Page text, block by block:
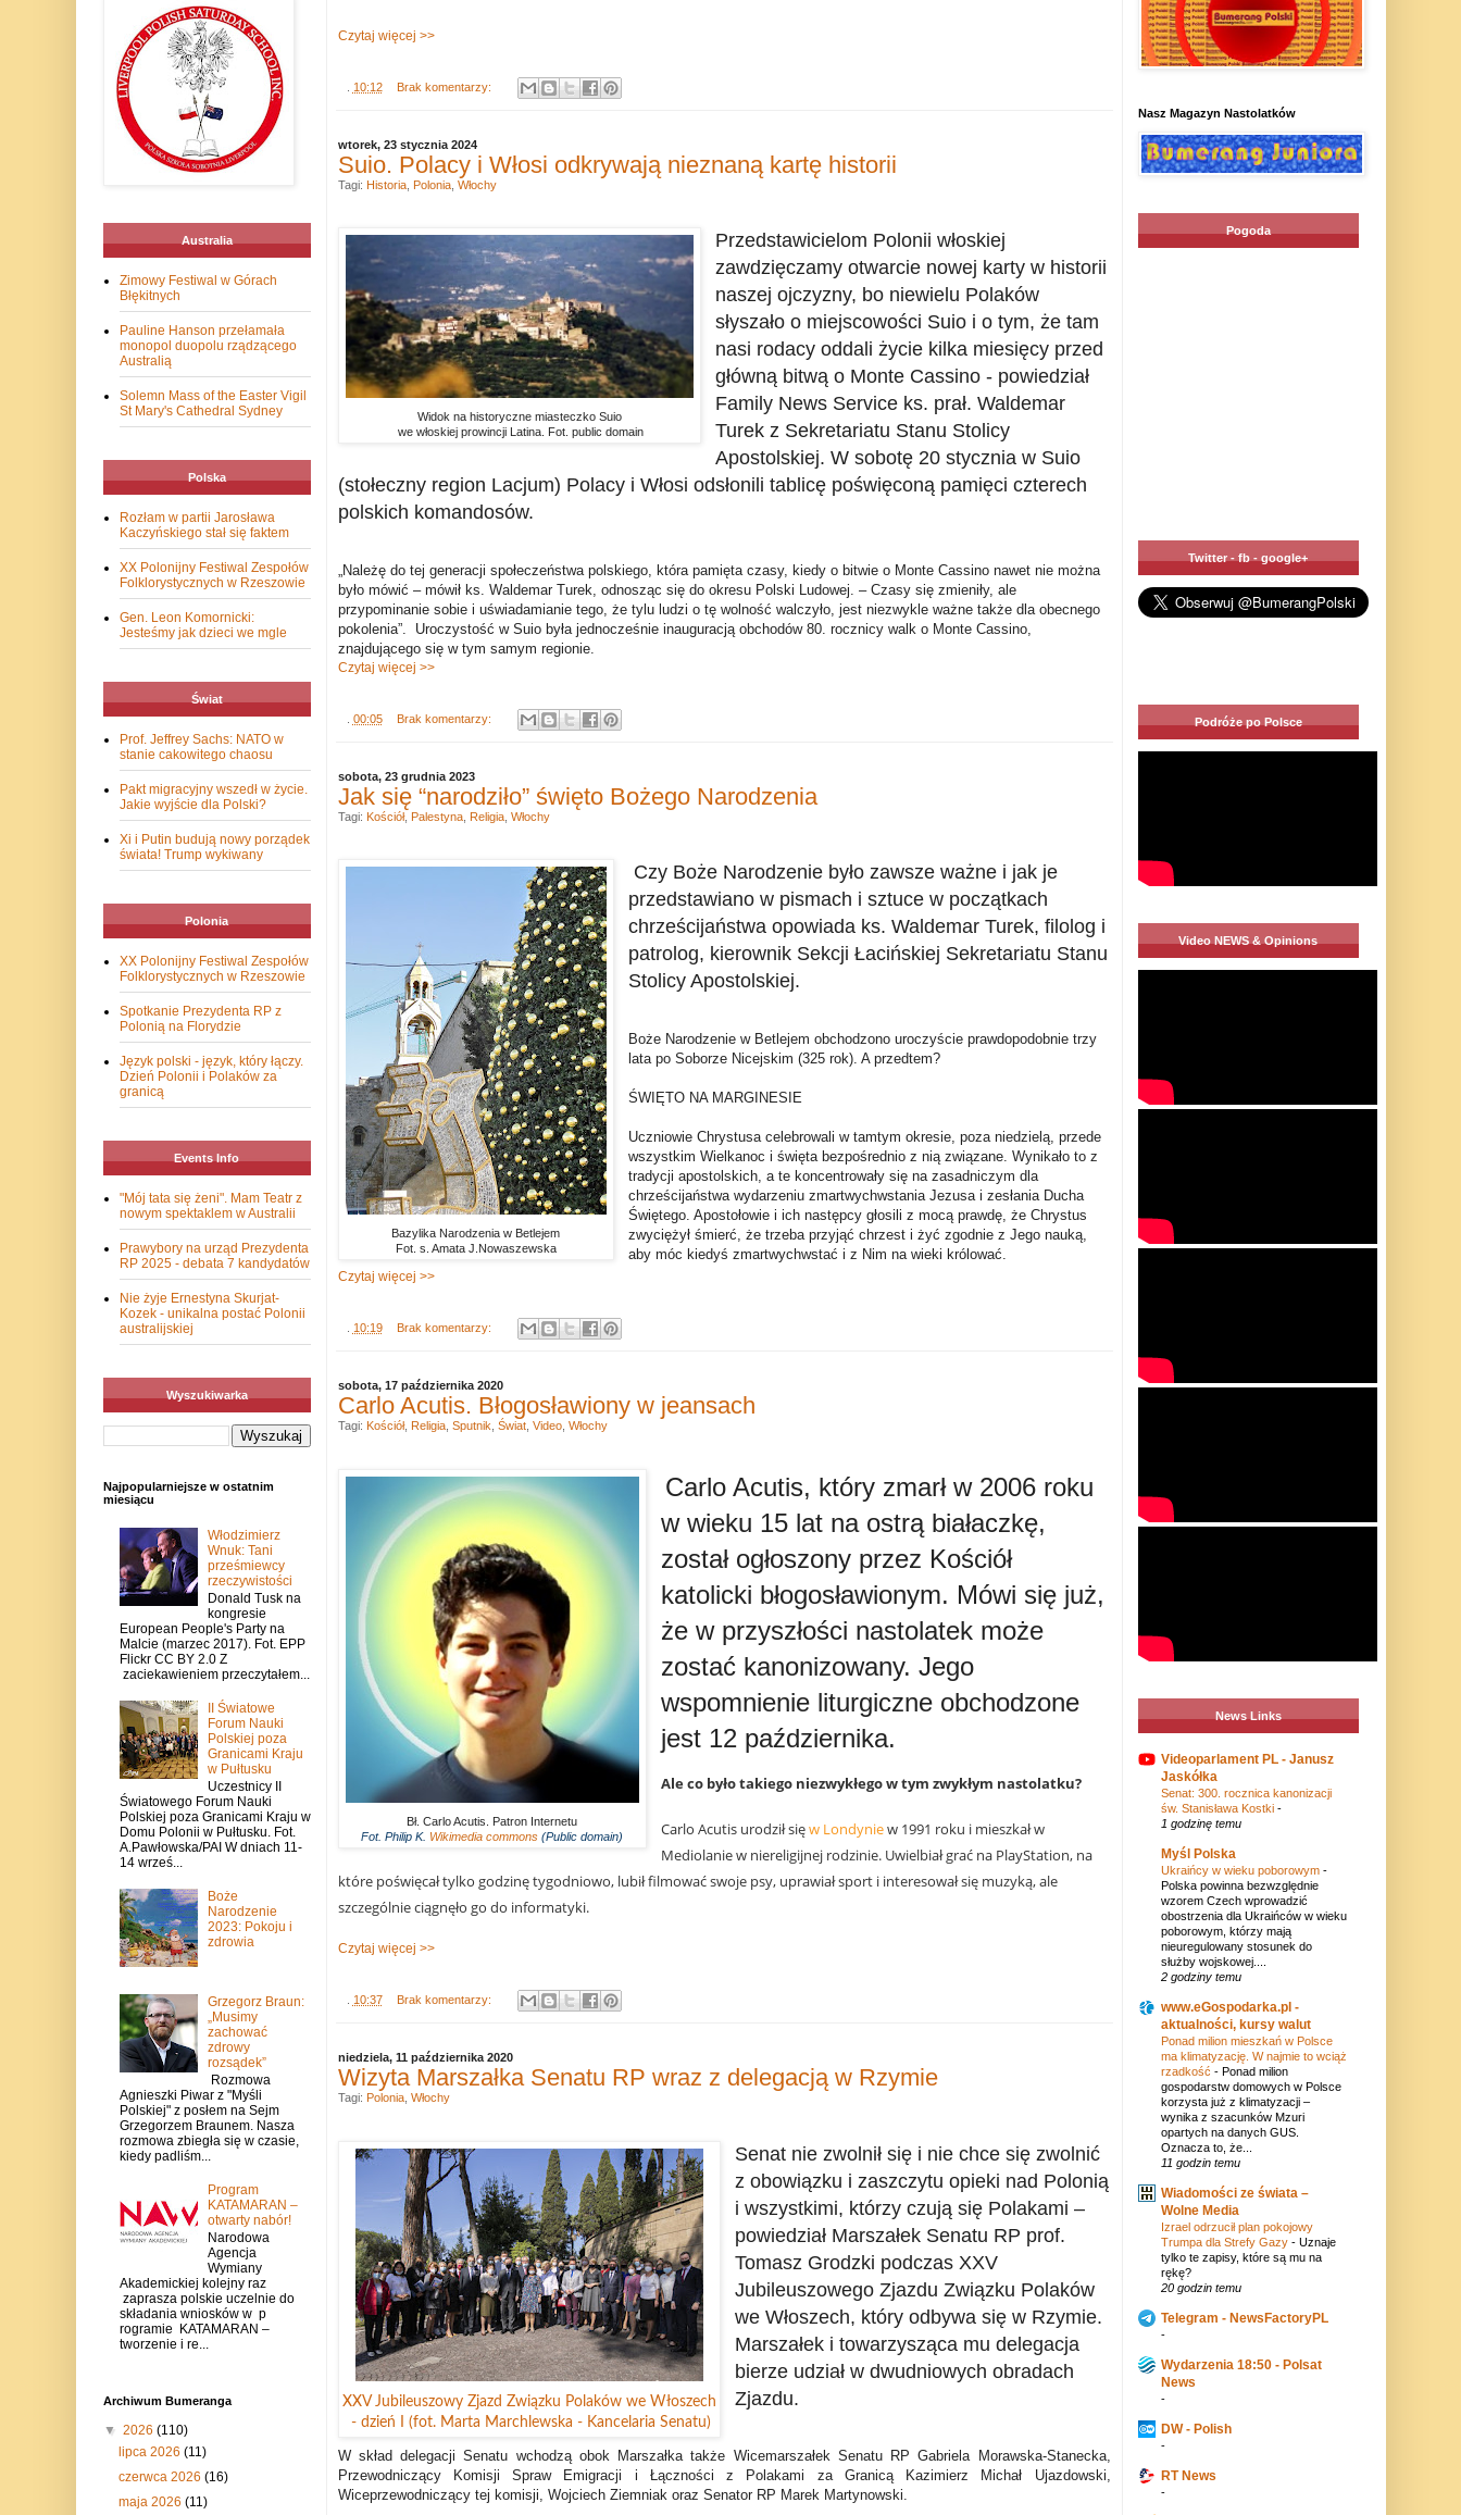
Czytaj więcej >>
10:12 Brak komentarzy:
wtorek, 23 stycznia 2024
Suio. Polacy i Włosi odkrywają nieznaną kartę historii
Widok na historyczne miasteczko Suio
we włoskiej prowincji Latina. Fot. public domain
Przedstawicielom Polonii włoskiej
zawdzięczamy otwarcie nowej karty w historii
naszej ojczyzny, bo niewielu Polaków
słyszało o miejscowości Suio i o tym, że tam
nasi rodacy oddali życie kilka miesięcy przed
główną bitwą o Monte Cassino - powiedział
Family News Service ks. prał. Waldemar
Turek z Sekretariatu Stanu Stolicy
Apostolskiej. W sobotę 20 stycznia w Suio
(stołeczny region Lacjum) Polacy i Włosi odsłonili tablicę poświęconą pamięci czterech
polskich komandosów.
„Należę do tej generacji społeczeństwa polskiego, która pamięta czasy, kiedy o bitwie o Monte Cassino nawet nie można
było mówić – mówił ks. Waldemar Turek, odnosząc się do okresu Polski Ludowej. – Czasy się zmieniły, ale
przypominanie sobie i uświadamianie tego, że tylu ludzi o tę wolność walczyło, jest niezwykle ważne także dla obecnego
pokolenia”. Uroczystość w Suio była jednocześnie inauguracją obchodów 80. rocznicy walk o Monte Cassino,
znajdującego się w tym samym regionie.
Czytaj więcej >>
00:05 Brak komentarzy:
Tagi: Historia, Polonia, Włochy
sobota, 23 grudnia 2023
Jak się “narodziło” święto Bożego Narodzenia
Bazylika Narodzenia w Betlejem
Fot. s. Amata J.Nowaszewska
Czy Boże Narodzenie było zawsze ważne i jak je
przedstawiano w pismach i sztuce w początkach
chrześcijaństwa opowiada ks. Waldemar Turek, filolog i
patrolog, kierownik Sekcji Łacińskiej Sekretariatu Stanu
Stolicy Apostolskiej.
Boże Narodzenie w Betlejem obchodzono uroczyście prawdopodobnie trzy
lata po Soborze Nicejskim (325 rok). A przedtem?
ŚWIĘTO NA MARGINESIE
Uczniowie Chrystusa celebrowali w tamtym okresie, poza niedzielą, przede
wszystkim Wielkanoc i święta bezpośrednio z nią związane. Wynikało to z
tradycji apostolskich, a te koncentrowały się na zasadniczym dla
chrześcijaństwa wydarzeniu zmartwychwstania Jezusa i zesłania Ducha
Świętego. Apostołowie i ich następcy głosili z mocą prawdę, że Chrystus
zwyciężył śmierć, że trzeba przyjąć chrzest i żyć zgodnie z Jego nauką,
aby móc kiedyś zmartwychwstać i z Nim na wieki królować.
Czytaj więcej >>
10:19 Brak komentarzy:
Tagi: Kościół, Palestyna, Religia, Włochy
sobota, 17 października 2020
Carlo Acutis. Błogosławiony w jeansach
Bł. Carlo Acutis. Patron Internetu
Fot. Philip K. Wikimedia commons (Public domain)
Carlo Acutis, który zmarł w 2006 roku
w wieku 15 lat na ostrą białaczkę,
został ogłoszony przez Kościół
katolicki błogosławionym. Mówi się już,
że w przyszłości nastolatek może
zostać kanonizowany. Jego
wspomnienie liturgiczne obchodzone
jest 12 października.
Ale co było takiego niezwykłego w tym zwykłym nastolatku?
Carlo Acutis urodził sięw Londyniew 1991 roku i mieszkał w
Mediolanie w niereligijnej rodzinie. Uwielbiał grać na PlayStation, na
które poświęcał tylko godzinę tygodniowo, lubił filmować swoje psy, uprawiał sport i interesował się muzyką, ale
szczególnie ciągnęło go do informatyki.
Czytaj więcej >>
10:37 Brak komentarzy:
Tagi: Kościół, Religia, Sputnik Świat, Video, Włochy
niedziela, 11 października 2020
Wizyta Marszałka Senatu RP wraz z delegacją w Rzymie
XXV Jubileuszowy Zjazd Związku Polaków we Włoszech
- dzień I (fot. Marta Marchlewska - Kancelaria Senatu)
Senat nie zwolnił się i nie chce się zwolnić
z obowiązku i zaszczytu opieki nad Polonią
i wszystkimi, którzy czują się Polakami –
powiedział Marszałek Senatu RP prof.
Tomasz Grodzki podczas XXV
Jubileuszowego Zjazdu Związku Polaków
we Włoszech, który odbywa się w Rzymie.
Marszałek i towarzysząca mu delegacja
bierze udział w dwudniowych obradach
Zjazdu.
W skład delegacji Senatu wchodzą obok Marszałka także Wicemarszałek Senatu RP Gabriela Morawska-Stanecka,
Przewodniczący Komisji Spraw Emigracji i Łączności z Polakami za Granicą Kazimierz Michał Ujazdowski,
Wiceprzewodniczący tej komisji, Wojciech Ziemniak oraz Senator RP Marek Martynowski.
Tagi: Polonia, Włochy
Australia
Zimowy Festiwal w Górach
Błękitnych
Pauline Hanson przełamała
monopol duopolu rządzącego
Australią
Solemn Mass of the Easter Vigil
St Mary's Cathedral Sydney
Polska
Rozłam w partii Jarosława
Kaczyńskiego stał się faktem
XX Polonijny Festiwal Zespołów
Folklorystycznych w Rzeszowie
Gen. Leon Komornicki:
Jesteśmy jak dzieci we mgle
Świat
Prof. Jeffrey Sachs: NATO w
stanie cakowitego chaosu
Pakt migracyjny wszedł w życie.
Jakie wyjście dla Polski?
Xi i Putin budują nowy porządek
świata! Trump wykiwany
Polonia
XX Polonijny Festiwal Zespołów
Folklorystycznych w Rzeszowie
Spotkanie Prezydenta RP z
Polonią na Florydzie
Język polski - język, który łączy.
Dzień Polonii i Polaków za
granicą
Events Info
"Mój tata się żeni". Mam Teatr z
nowym spektaklem w Australii
Prawybory na urząd Prezydenta
RP 2025 - debata 7 kandydatów
Nie żyje Ernestyna Skurjat-
Kozek - unikalna postać Polonii
australijskiej
Wyszukiwarka
Najpopularniejsze w ostatnim
miesiącu
Włodzimierz
Wnuk: Tani
prześmiewcy
rzeczywistości
Donald Tusk na
kongresie
European People's Party na
Malcie (marzec 2017). Fot. EPP
Flickr CC BY 2.0 Z
zaciekawieniem przeczytałem...
II Światowe
Forum Nauki
Polskiej poza
Granicami Kraju
w Pułtusku
Uczestnicy II
Światowego Forum Nauki
Polskiej poza Granicami Kraju w
Domu Polonii w Pułtusku. Fot.
A.Pawłowska/PAI W dniach 11-
14 wrześ...
Boże
Narodzenie
2023: Pokoju i
zdrowia
Grzegorz Braun:
„Musimy
zachować
zdrowy
rozsądek”
Rozmowa
Agnieszki Piwar z "Myśli
Polskiej" z posłem na Sejm
Grzegorzem Braunem. Nasza
rozmowa zbiegła się w czasie,
kiedy padliśm...
Program
KATAMARAN –
otwarty nabór!
Narodowa
Agencja
Wymiany
Akademickiej kolejny raz
zaprasza polskie uczelnie do
składania wniosków w p
rogramie KATAMARAN –
tworzenie i re...
Archiwum Bumeranga
▼ 2026 (110)
lipca 2026 (11)
czerwca 2026 (16)
maja 2026 (11)
Nasz Magazyn Nastolatków
Pogoda
Twitter - fb - google+
Podróże po Polsce
Video NEWS & Opinions
News Links
Videoparlament PL - Janusz
Jaskółka
Senat: 300. rocznica kanonizacji
św. Stanisława Kostki -
1 godzinę temu
Myśl Polska
Ukraińcy w wieku poborowym -
Polska powinna bezwzględnie
wzorem Czech wprowadzić
obostrzenia dla Ukraińców w wieku
poborowym, którzy mają
nieuregulowany stosunek do
służby wojskowej....
2 godziny temu
www.eGospodarka.pl -
aktualności, kursy walut
Ponad milion mieszkań w Polsce
ma klimatyzację. W najmie to wciąż
rzadkość - Ponad milion
gospodarstw domowych w Polsce
korzysta już z klimatyzacji –
wynika z szacunków Mzuri
opartych na danych GUS.
Oznacza to, że...
11 godzin temu
Wiadomości ze świata –
Wolne Media
Izrael odrzucił plan pokojowy
Trumpa dla Strefy Gazy - Uznaje
tylko te zapisy, które są mu na
rękę?
20 godzin temu
Telegram - NewsFactoryPL
-
Wydarzenia 18:50 - Polsat
News
-
DW - Polish
-
RT News
-